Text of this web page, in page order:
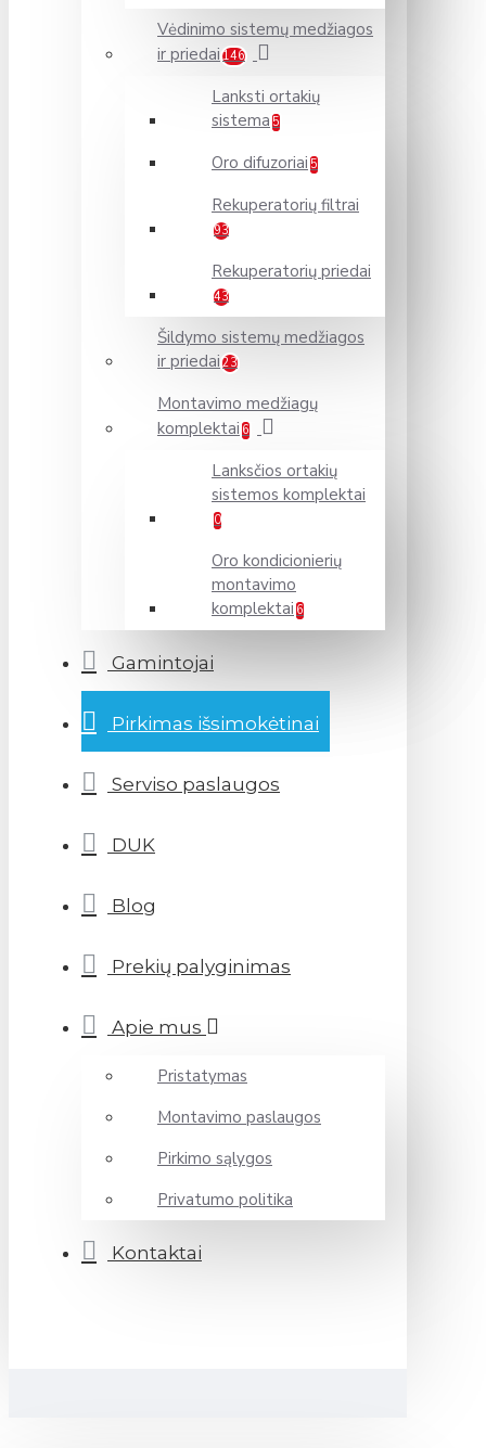
Vėdinimo sistemų medžiagos
ir priedai 146
Lanksti ortakių
sistema 5
Oro difuzoriai 5
Rekuperatorių filtrai
93
Rekuperatorių priedai
43
Šildymo sistemų medžiagos
ir priedai 23
Montavimo medžiagų
komplektai 6
Lanksčios ortakių
sistemos komplektai
0
Oro kondicionierių
montavimo
komplektai 6
Gamintojai
Pirkimas išsimokėtinai
Serviso paslaugos
DUK
Blog
Prekių palyginimas
Apie mus
Pristatymas
Montavimo paslaugos
Pirkimo sąlygos
Privatumo politika
Kontaktai